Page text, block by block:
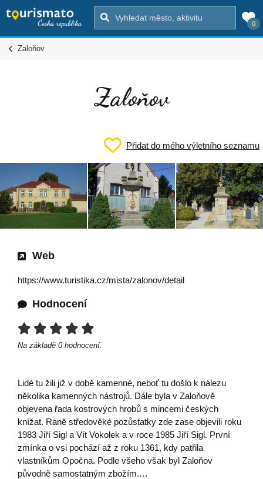
0
Zaloňov
Zaloňov
Přidat do mého výletního seznamu
Web
https://www.turistika.cz/mista/zalonov/detail
Hodnocení
Na základě 0 hodnocení.
Lidé tu žili již v době kamenné, neboť tu došlo k nálezu
několika kamenných nástrojů. Dále byla v Zaloňově
objevena řada kostrových hrobů s mincemi českých
knížat. Raně středověké pozůstatky zde zase objevili roku
1983 Jiří Sigl a Vít Vokolek a v roce 1985 Jiří Sigl. První
zmínka o vsi pochází až z roku 1361, kdy patřila
vlastníkům Opočna. Podle všeho však byl Zaloňov
původně samostatným zbožím.…